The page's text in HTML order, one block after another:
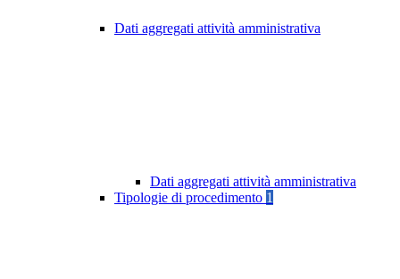
Dati aggregati attività amministrativa
Dati aggregati attività amministrativa
Tipologie di procedimento 1